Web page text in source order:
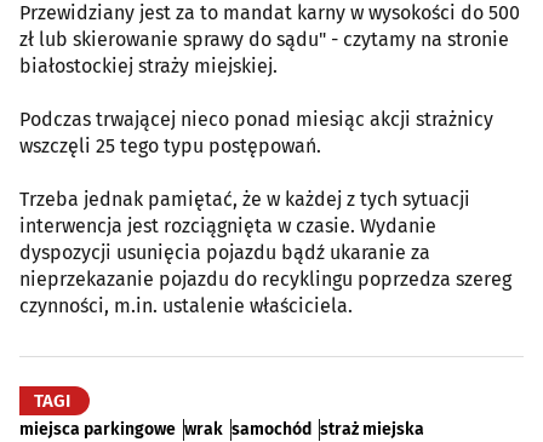
Przewidziany jest za to mandat karny w wysokości do 500
zł lub skierowanie sprawy do sądu" - czytamy na stronie
białostockiej straży miejskiej.
Podczas trwającej nieco ponad miesiąc akcji strażnicy
wszczęli 25 tego typu postępowań.
Trzeba jednak pamiętać, że w każdej z tych sytuacji
interwencja jest rozciągnięta w czasie. Wydanie
dyspozycji usunięcia pojazdu bądź ukaranie za
nieprzekazanie pojazdu do recyklingu poprzedza szereg
czynności, m.in. ustalenie właściciela.
TAGI
miejsca parkingowe wrak samochód straż miejska